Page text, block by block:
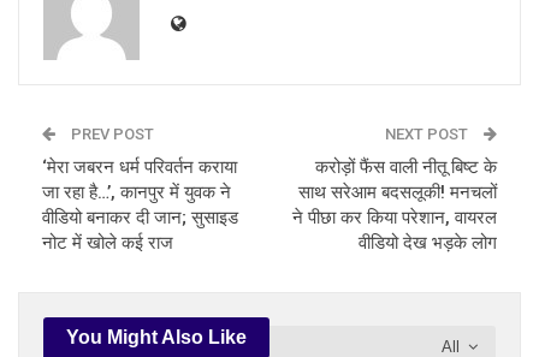
PREV POST
‘मेरा जबरन धर्म परिवर्तन कराया
जा रहा है…’, कानपुर में युवक ने
वीडियो बनाकर दी जान; सुसाइड
नोट में खोले कई राज
NEXT POST
करोड़ों फैंस वाली नीतू बिष्ट के
साथ सरेआम बदसलूकी! मनचलों
ने पीछा कर किया परेशान, वायरल
वीडियो देख भड़के लोग
All
You Might Also Like